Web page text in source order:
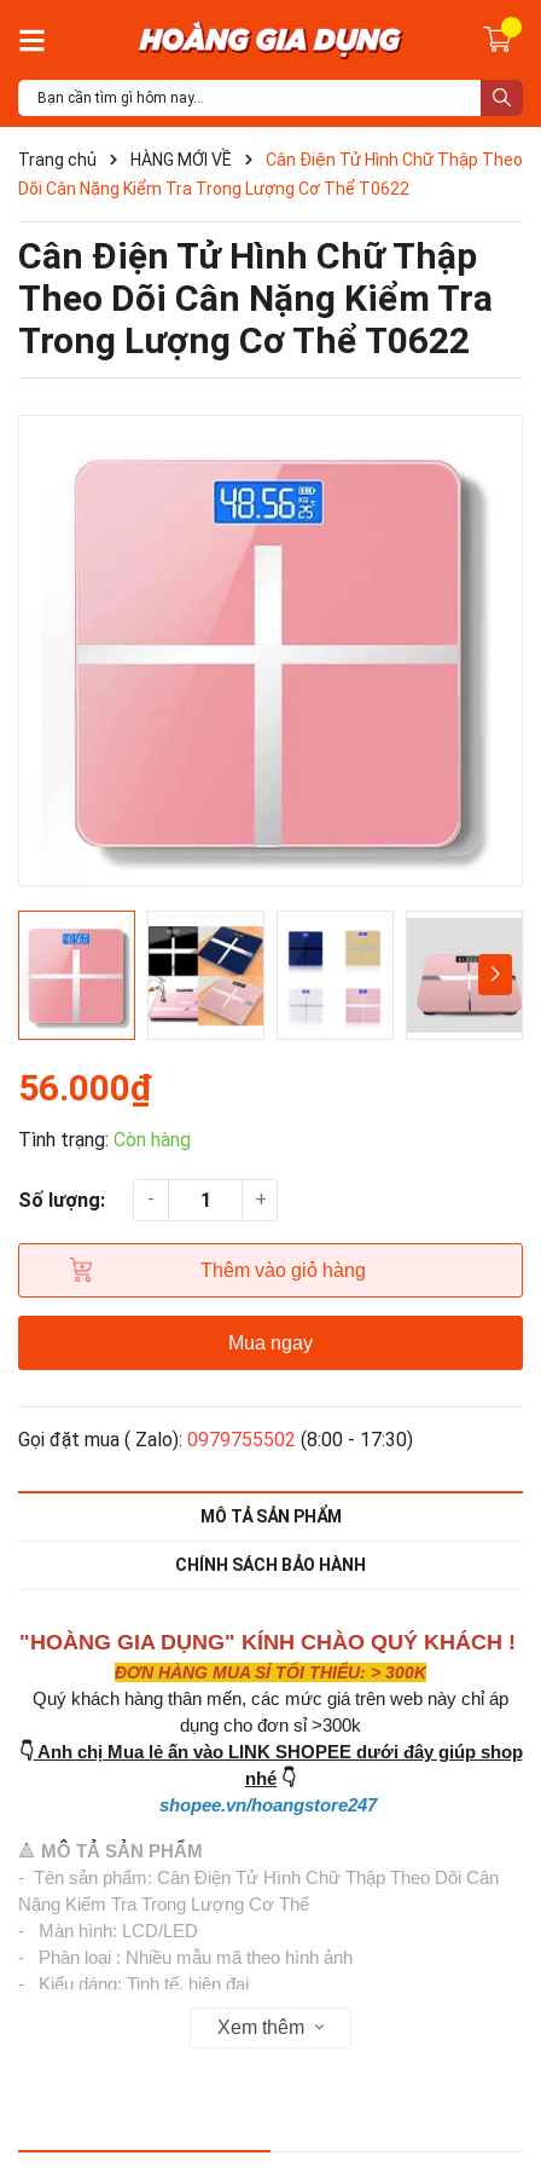
Trang chủ HÀNG MỚI VỀ
Cân Điện Tử Hình Chữ Thập Theo
Dõi Cân Nặng Kiểm Tra Trong Lượng Cơ Thể T0622
Cân Điện Tử Hình Chữ Thập
Theo Dõi Cân Nặng Kiểm Tra
Trong Lượng Cơ Thể T0622
56.000₫
Tình trạng: Còn hàng
Số lượng: - +
Thêm vào giỏ hàng
Mua ngay
Gọi đặt mua ( Zalo): 0979755502 (8:00 - 17:30)
MÔ TẢ SẢN PHẨM
CHÍNH SÁCH BẢO HÀNH
"HOÀNG GIA DỤNG" KÍNH CHÀO QUÝ KHÁCH !
ĐƠN HÀNG MUA SỈ TỐI THIỂU: > 300K
Quý khách hàng thân mến, các mức giá trên web này chỉ áp
dụng cho đơn sỉ >300k
👇Anh chị Mua lẻ ấn vào LINK SHOPEE dưới đây giúp shop
nhé 👇
shopee.vn/hoangstore247
🔺 MÔ TẢ SẢN PHẨM
- Tên sản phẩm: Cân Điện Tử Hình Chữ Thập Theo Dõi Cân
Nặng Kiểm Tra Trong Lượng Cơ Thể
- Màn hình: LCD/LED
- Phân loại : Nhiều mẫu mã theo hình ảnh
- Kiểu dáng: Tinh tế, hiện đại
Xem thêm